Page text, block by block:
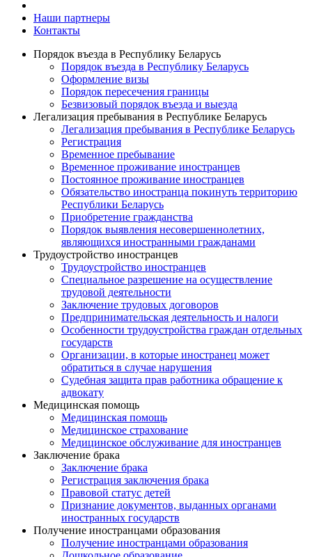
Наши партнеры
Контакты
Порядок въезда в Республику Беларусь
Порядок въезда в Республику Беларусь
Оформление визы
Порядок пересечения границы
Безвизовый порядок въезда и выезда
Легализация пребывания в Республике Беларусь
Легализация пребывания в Республике Беларусь
Регистрация
Временное пребывание
Временное проживание иностранцев
Постоянное проживание иностранцев
Обязательство иностранца покинуть территорию
Республики Беларусь
Приобретение гражданства
Порядок выявления несовершеннолетних,
являющихся иностранными гражданами
Трудоустройство иностранцев
Трудоустройство иностранцев
Специальное разрешение на осуществление
трудовой деятельности
Заключение трудовых договоров
Предпринимательская деятельность и налоги
Особенности трудоустройства граждан отдельных
государств
Организации, в которые иностранец может
обратиться в случае нарушения
Судебная защита прав работника обращение к
адвокату
Медицинская помощь
Медицинская помощь
Медицинское страхование
Медицинское обслуживание для иностранцев
Заключение брака
Заключение брака
Регистрация заключения брака
Правовой статус детей
Признание документов, выданных органами
иностранных государств
Получение иностранцами образования
Получение иностранцами образования